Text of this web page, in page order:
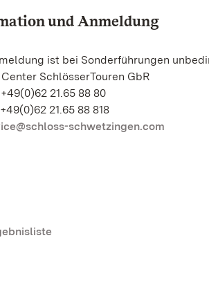
und Anmeldung
ist bei Sonderführungen
SchlösserTouren GbR
21.65 88 80
21.65 88 818
schwetzingen.com